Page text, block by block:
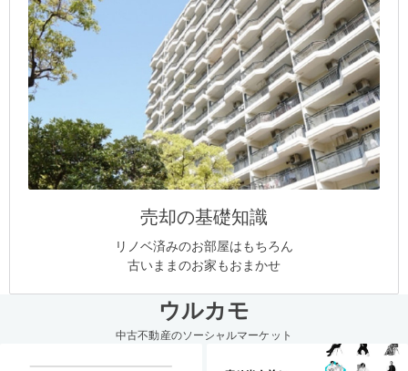
売却の基礎知識
リノベ済みのお部屋はもちろん
古いままのお家もおまかせ
ウルカモ
中古不動産のソーシャルマーケット